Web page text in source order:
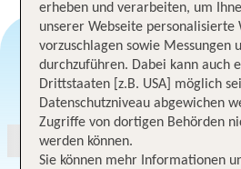
erheben und verarbeiten, um
unserer Webseite personalisierte
vorzuschlagen sowie Messungen
durchzuführen. Dabei kann auch
Drittstaaten [z.B. USA] möglich
Datenschutzniveau abgewichen
Zugriffe von dortigen Behörden
werden können.
Sie können mehr Informationen